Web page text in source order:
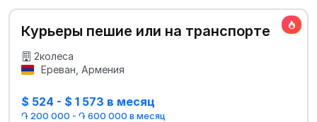
Курьеры пешие или на транспорте
2колеса
Ереван, Армения
$ 524 - $ 1 573 в месяц
֏ 200 000 - ֏ 600 000 в месяц